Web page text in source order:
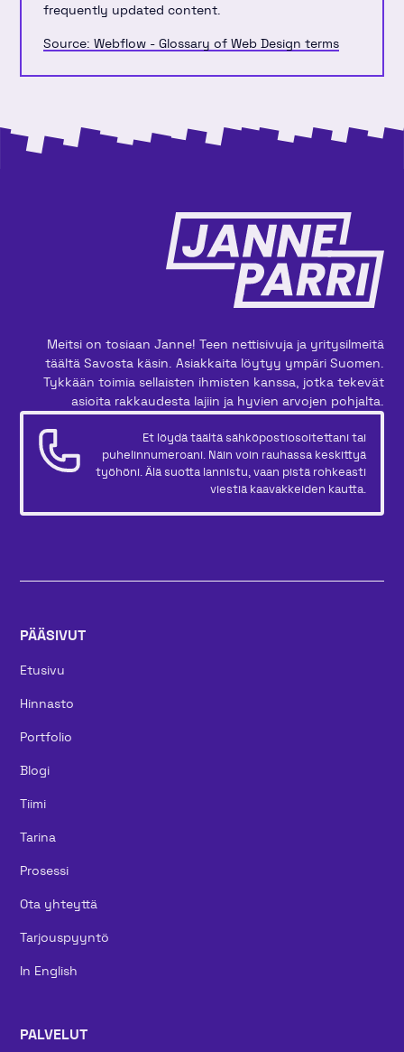
frequently updated content.
Source: Webflow - Glossary of Web Design terms
Meitsi on tosiaan Janne! Teen nettisivuja ja yritysilmeitä
täältä Savosta käsin. Asiakkaita löytyy ympäri Suomen.
Tykkään toimia sellaisten ihmisten kanssa, jotka tekevät
asioita rakkaudesta lajiin ja hyvien arvojen pohjalta.
Et löydä täältä sähköpostiosoitettani tai
puhelinnumeroani. Näin voin rauhassa keskittyä
työhöni. Älä suotta lannistu, vaan pistä rohkeasti
viestiä kaavakkeiden kautta.
PÄÄSIVUT
Etusivu
Hinnasto
Portfolio
Blogi
Tiimi
Tarina
Prosessi
Ota yhteyttä
Tarjouspyyntö
In English
PALVELUT